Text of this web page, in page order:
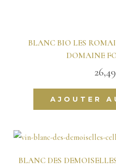
BLANC BIO LES
DOMAINE
26,49
AJOUTER
BLANC DES